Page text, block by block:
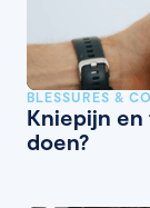
BLESSURES &
Kniepijn en
doen?